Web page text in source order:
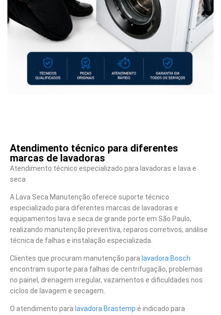
Atendimento técnico para diferentes
marcas de lavadoras
Atendimento técnico especializado para lavadoras e lava e
seca
A Lava Seca Manutenção oferece suporte técnico
especializado para diferentes marcas de lavadoras e
equipamentos lava e seca de grande porte em São Paulo,
realizando manutenção preventiva, reparos corretivos, análise
técnica de falhas e instalação especializada.
Clientes que procuram manutenção para lavadora Bosch
encontram suporte para falhas de centrifugação, problemas
no painel, drenagem irregular, vazamentos e dificuldades nos
ciclos de lavagem e secagem.
O atendimento para lavadora Brastemp é indicado para